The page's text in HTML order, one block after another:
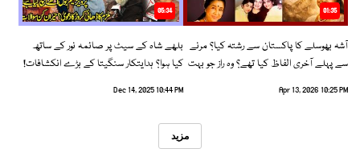
01:35
آشہ بھوسلے کا پاکستان سے رشتہ کیا؟ مرنے
سے پہلے آخری الفاظ کیا تھے؟ وہ راز جو بہت
Apr 13, 2026 10:25 PM
05:34
بلھے شاہ کے سیٹ پر صائمہ نور کے ساتھ
کیا ہوا؟ ہدایتکار سنگیتا کے بڑے انکشافات!
Dec 14, 2025 10:44 PM
مزید